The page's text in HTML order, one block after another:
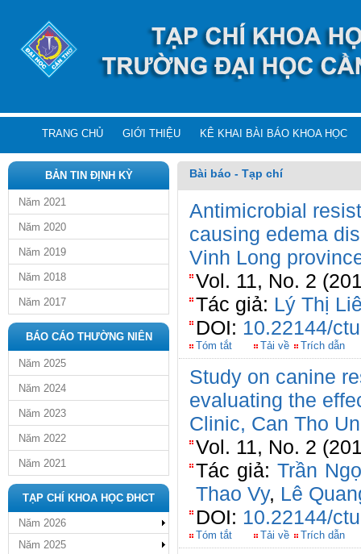
TRANG CHỦ GIỚI THIỆU KÊ KHAI BÀI BÁO KHOA HỌC
BẢN TIN ĐỊNH KỲ
Năm 2021
Năm 2020
Năm 2019
Năm 2018
Năm 2017
BÁO CÁO THƯỜNG NIÊN
Năm 2025
Năm 2024
Năm 2023
Năm 2022
Năm 2021
TẠP CHÍ KHOA HỌC ĐHCT
Năm 2026
Năm 2025
Bài báo - Tạp chí
Antimicrobial
causing edema
Vinh Long
Vol. 11, No. 2
Tác giả: Lý Thị
DOI: 10.22144/
Tóm tắt Tải về Trích dẫn
Study on canine
evaluating the
Clinic, Can Tho
Vol. 11, No. 2
Tác giả:Trần
Thao Vy, Lê
DOI: 10.22144/
Tóm tắt Tải về Trích dẫn